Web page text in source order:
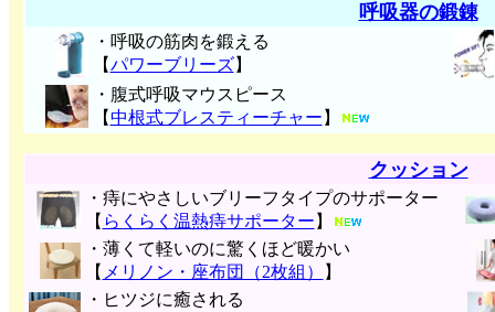
呼吸器の鍛錬
・呼吸の筋肉を鍛える
【パワーブリーズ】
・腹式呼吸マウスピース
【中根式ブレスティーチャー 】
クッション
・痔にやさしいブリーフタイプのサポーター
【 らくらく温熱痔サポーター 】
・薄くて軽いのに驚くほど暖かい
【 メリノン・座布団（2枚組）
】
・ヒツジに癒される